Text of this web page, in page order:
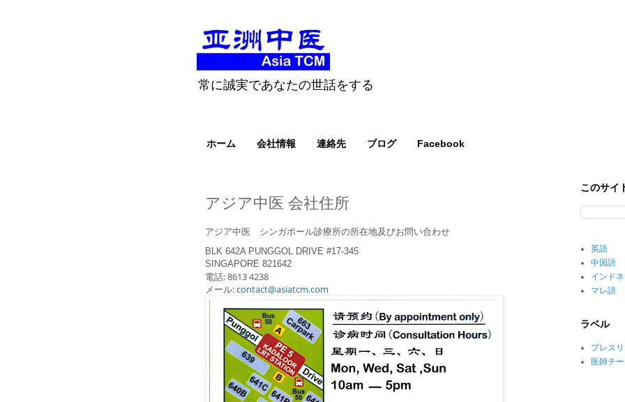
常に誠実であなたの世話をする
ホーム 会社情報 連絡先 ブログ Facebook
アジア中医 会社住所
アジア中医 シンガポール診療所の所在地及びお問い合わせ
BLK 642A PUNGGOL DRIVE #17-345
SINGAPORE 821642
電話: 8613 4238
メール:contact@asiatcm.com
このサイ
英語
中国語
インド
マレ語
ラベル
プレス
医師チ